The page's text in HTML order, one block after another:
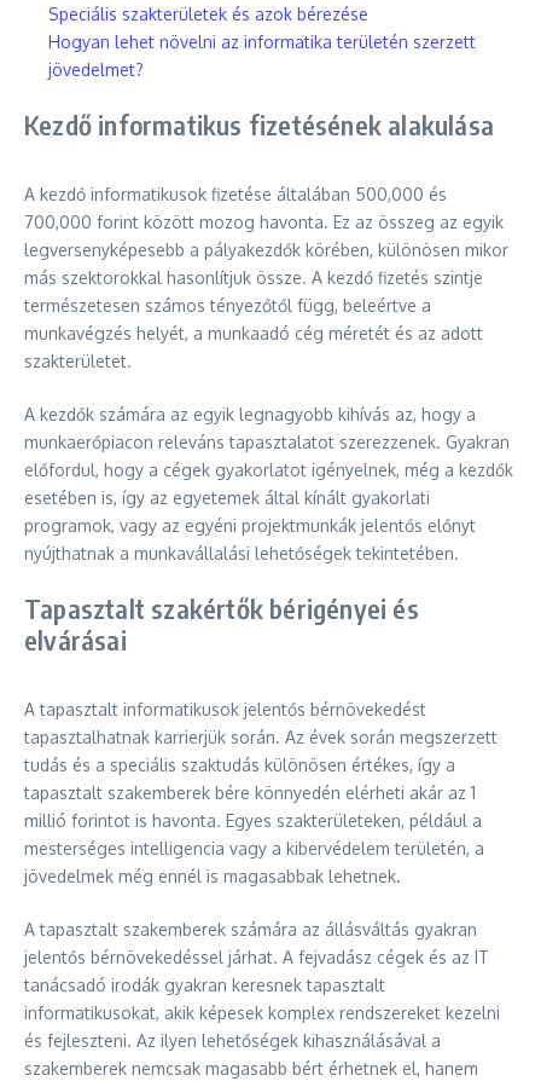
Speciális szakterületek és azok bérezése
Hogyan lehet növelni az informatika területén szerzett
jövedelmet?
Kezdő informatikus fizetésének alakulása
A kezdő informatikusok fizetése általában 500,000 és
700,000 forint között mozog havonta. Ez az összeg az egyik
legversenyképesebb a pályakezdők körében, különösen mikor
más szektorokkal hasonlítjuk össze. A kezdő fizetés szintje
természetesen számos tényezőtől függ, beleértve a
munkavégzés helyét, a munkaadó cég méretét és az adott
szakterületet.
A kezdők számára az egyik legnagyobb kihívás az, hogy a
munkaerőpiacon releváns tapasztalatot szerezzenek. Gyakran
előfordul, hogy a cégek gyakorlatot igényelnek, még a kezdők
esetében is, így az egyetemek által kínált gyakorlati
programok, vagy az egyéni projektmunkák jelentős előnyt
nyújthatnak a munkavállalási lehetőségek tekintetében.
Tapasztalt szakértők bérigényei és
elvárásai
A tapasztalt informatikusok jelentős bérnövekedést
tapasztalhatnak karrierjük során. Az évek során megszerzett
tudás és a speciális szaktudás különösen értékes, így a
tapasztalt szakemberek bére könnyedén elérheti akár az 1
millió forintot is havonta. Egyes szakterületeken, például a
mesterséges intelligencia vagy a kibervédelem területén, a
jövedelmek még ennél is magasabbak lehetnek.
A tapasztalt szakemberek számára az állásváltás gyakran
jelentős bérnövekedéssel járhat. A fejvadász cégek és az IT
tanácsadó irodák gyakran keresnek tapasztalt
informatikusokat, akik képesek komplex rendszereket kezelni
és fejleszteni. Az ilyen lehetőségek kihasználásával a
szakemberek nemcsak magasabb bért érhetnek el, hanem